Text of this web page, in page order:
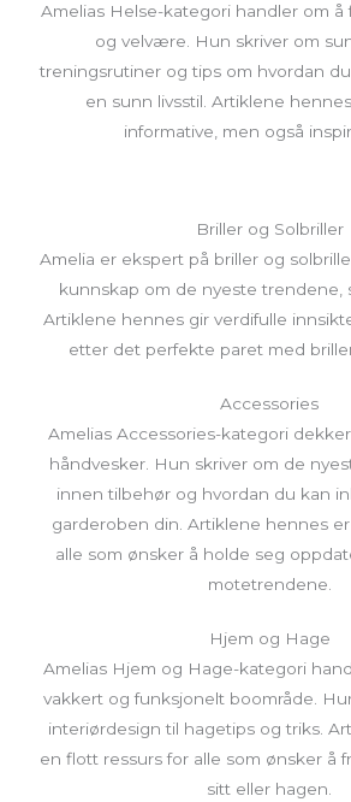
Amelias Helse-kategori handler om å
og velvære. Hun skriver om
treningsrutiner og tips om hvordan
en sunn livsstil. Artiklene
informative, men også
Briller og Solbriller
Amelia er ekspert på briller og
kunnskap om de nyeste trendene,
Artiklene hennes gir verdifulle
etter det perfekte paret med
Accessories
Amelias Accessories-kategori
håndvesker. Hun skriver om de
innen tilbehør og hvordan du kan
garderoben din. Artiklene hennes
alle som ønsker å holde seg
motetrendene.
Hjem og Hage
Amelias Hjem og Hage-kategori
vakkert og funksjonelt boområde.
interiørdesign til hagetips og triks.
en flott ressurs for alle som ønsker å
sitt eller hagen.